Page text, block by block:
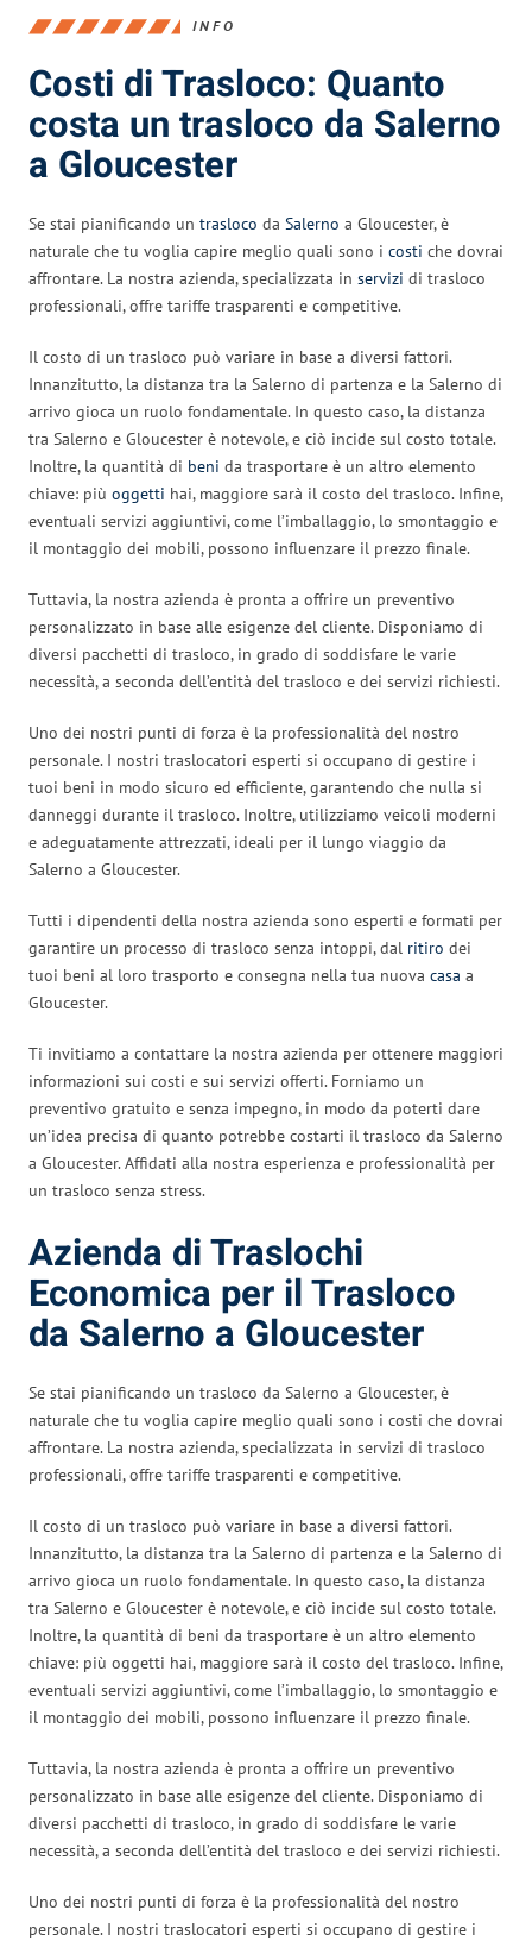
INFO
Costi di Trasloco: Quanto
costa un trasloco da Salerno
a Gloucester
Se stai pianificando un trasloco da Salerno a Gloucester, è
naturale che tu voglia capire meglio quali sono i costi che dovrai
affrontare. La nostra azienda, specializzata in servizi di trasloco
professionali, offre tariffe trasparenti e competitive.
Il costo di un trasloco può variare in base a diversi fattori.
Innanzitutto, la distanza tra la Salerno di partenza e la Salerno di
arrivo gioca un ruolo fondamentale. In questo caso, la distanza
tra Salerno e Gloucester è notevole, e ciò incide sul costo totale.
Inoltre, la quantità di beni da trasportare è un altro elemento
chiave: più oggetti hai, maggiore sarà il costo del trasloco. Infine,
eventuali servizi aggiuntivi, come l’imballaggio, lo smontaggio e
il montaggio dei mobili, possono influenzare il prezzo finale.
Tuttavia, la nostra azienda è pronta a offrire un preventivo
personalizzato in base alle esigenze del cliente. Disponiamo di
diversi pacchetti di trasloco, in grado di soddisfare le varie
necessità, a seconda dell’entità del trasloco e dei servizi richiesti.
Uno dei nostri punti di forza è la professionalità del nostro
personale. I nostri traslocatori esperti si occupano di gestire i
tuoi beni in modo sicuro ed efficiente, garantendo che nulla si
danneggi durante il trasloco. Inoltre, utilizziamo veicoli moderni
e adeguatamente attrezzati, ideali per il lungo viaggio da
Salerno a Gloucester.
Tutti i dipendenti della nostra azienda sono esperti e formati per
garantire un processo di trasloco senza intoppi, dal ritiro dei
tuoi beni al loro trasporto e consegna nella tua nuova casa a
Gloucester.
Ti invitiamo a contattare la nostra azienda per ottenere maggiori
informazioni sui costi e sui servizi offerti. Forniamo un
preventivo gratuito e senza impegno, in modo da poterti dare
un’idea precisa di quanto potrebbe costarti il trasloco da Salerno
a Gloucester. Affidati alla nostra esperienza e professionalità per
un trasloco senza stress.
Azienda di Traslochi
Economica per il Trasloco
da Salerno a Gloucester
Se stai pianificando un trasloco da Salerno a Gloucester, è
naturale che tu voglia capire meglio quali sono i costi che dovrai
affrontare. La nostra azienda, specializzata in servizi di trasloco
professionali, offre tariffe trasparenti e competitive.
Il costo di un trasloco può variare in base a diversi fattori.
Innanzitutto, la distanza tra la Salerno di partenza e la Salerno di
arrivo gioca un ruolo fondamentale. In questo caso, la distanza
tra Salerno e Gloucester è notevole, e ciò incide sul costo totale.
Inoltre, la quantità di beni da trasportare è un altro elemento
chiave: più oggetti hai, maggiore sarà il costo del trasloco. Infine,
eventuali servizi aggiuntivi, come l’imballaggio, lo smontaggio e
il montaggio dei mobili, possono influenzare il prezzo finale.
Tuttavia, la nostra azienda è pronta a offrire un preventivo
personalizzato in base alle esigenze del cliente. Disponiamo di
diversi pacchetti di trasloco, in grado di soddisfare le varie
necessità, a seconda dell’entità del trasloco e dei servizi richiesti.
Uno dei nostri punti di forza è la professionalità del nostro
personale. I nostri traslocatori esperti si occupano di gestire i